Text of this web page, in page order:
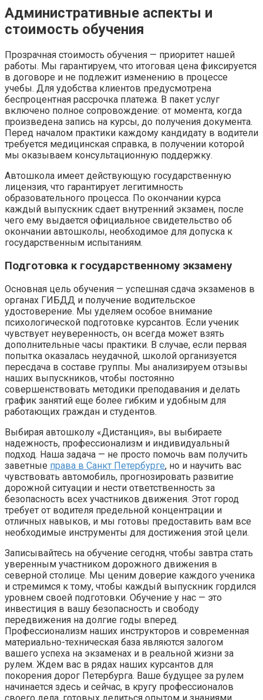
Административные аспекты и
стоимость обучения
Прозрачная стоимость обучения — приоритет нашей
работы. Мы гарантируем, что итоговая цена фиксируется
в договоре и не подлежит изменению в процессе
учебы. Для удобства клиентов предусмотрена
беспроцентная рассрочка платежа. В пакет услуг
включено полное сопровождение: от момента, когда
произведена запись на курсы, до получения документа.
Перед началом практики каждому кандидату в водители
требуется медицинская справка, в получении которой
мы оказываем консультационную поддержку.
Автошкола имеет действующую государственную
лицензия, что гарантирует легитимность
образовательного процесса. По окончании курса
каждый выпускник сдает внутренний экзамен, после
чего ему выдается официальное свидетельство об
окончании автошколы, необходимое для допуска к
государственным испытаниям.
Подготовка к государственному экзамену
Основная цель обучения — успешная сдача экзаменов в
органах ГИБДД и получение водительское
удостоверение. Мы уделяем особое внимание
психологической подготовке курсантов. Если ученик
чувствует неуверенность, он всегда может взять
дополнительные часы практики. В случае, если первая
попытка оказалась неудачной, школой организуется
пересдача в составе группы. Мы анализируем отзывы
наших выпускников, чтобы постоянно
совершенствовать методики преподавания и делать
график занятий еще более гибким и удобным для
работающих граждан и студентов.
Выбирая автошколу «Дистанция», вы выбираете
надежность, профессионализм и индивидуальный
подход. Наша задача — не просто помочь вам получить
заветные права в Санкт Петербурге, но и научить вас
чувствовать автомобиль, прогнозировать развитие
дорожной ситуации и нести ответственность за
безопасность всех участников движения. Этот город
требует от водителя предельной концентрации и
отличных навыков, и мы готовы предоставить вам все
необходимые инструменты для достижения этой цели.
Записывайтесь на обучение сегодня, чтобы завтра стать
уверенным участником дорожного движения в
северной столице. Мы ценим доверие каждого ученика
и стремимся к тому, чтобы каждый выпускник гордился
уровнем своей подготовки. Обучение у нас — это
инвестиция в вашу безопасность и свободу
передвижения на долгие годы вперед.
Профессионализм наших инструкторов и современная
материально-техническая база являются залогом
вашего успеха на экзаменах и в реальной жизни за
рулем. Ждем вас в рядах наших курсантов для
покорения дорог Петербурга. Ваше будущее за рулем
начинается здесь и сейчас, в кругу профессионалов
своего дела, готовых делиться опытом и знаниями